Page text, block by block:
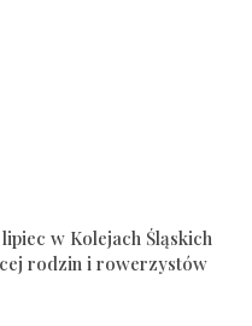
w Kolejach Śląskich
rodzin i rowerzystów